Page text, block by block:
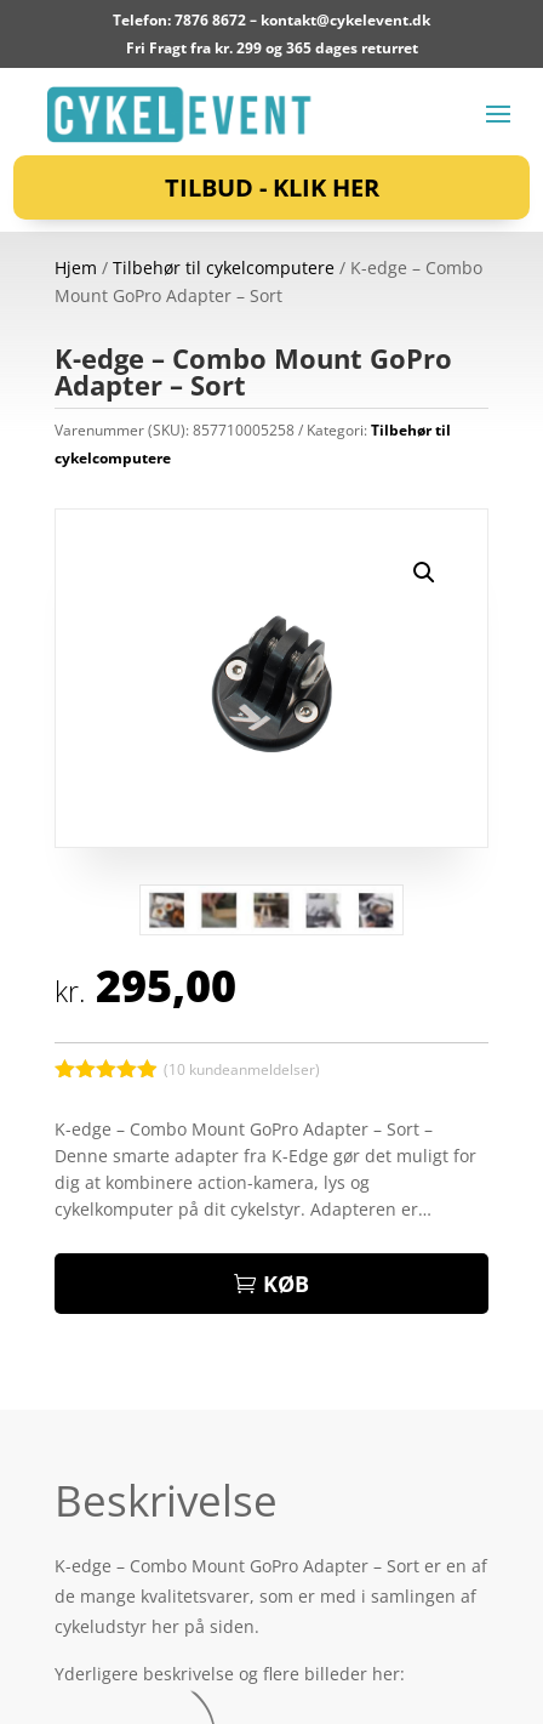
Telefon: 7876 8672 – kontakt@cykelevent.dk
Fri Fragt fra kr. 299 og 365 dages returret
TILBUD - KLIK HER
Hjem / Tilbehør til cykelcomputere/ K-edge – Combo
Mount GoPro Adapter – Sort
K-edge – Combo Mount GoPro
Adapter – Sort
Varenummer (SKU):857710005258 Kategori:Tilbehør til
cykelcomputere
kr. 295,00
ud af 5
baseret på
kundebedøm
melser
(10 kundeanmeldelser)
K-edge – Combo Mount GoPro Adapter – Sort –
Denne smarte adapter fra K-Edge gør det muligt for
dig at kombinere action-kamera, lys og
cykelkomputer på dit cykelstyr. Adapteren er…
KØB
Beskrivelse
K-edge – Combo Mount GoPro Adapter – Sort er en af
de mange kvalitetsvarer, som er med i samlingen af
cykeludstyr her på siden.
Yderligere beskrivelse og flere billeder her: